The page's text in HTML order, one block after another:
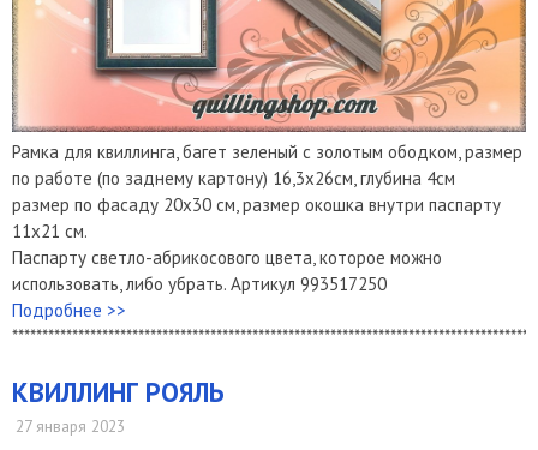
Рамка для квиллинга, багет зеленый с золотым ободком, размер
по работе (по заднему картону) 16,3х26см, глубина 4см
размер по фасаду 20х30 см, размер окошка внутри паспарту
11х21 см.
Паспарту светло-абрикосового цвета, которое можно
использовать, либо убрать. Артикул 993517250
Подробнее >>
​КВИЛЛИНГ РОЯЛЬ
27 января 2023